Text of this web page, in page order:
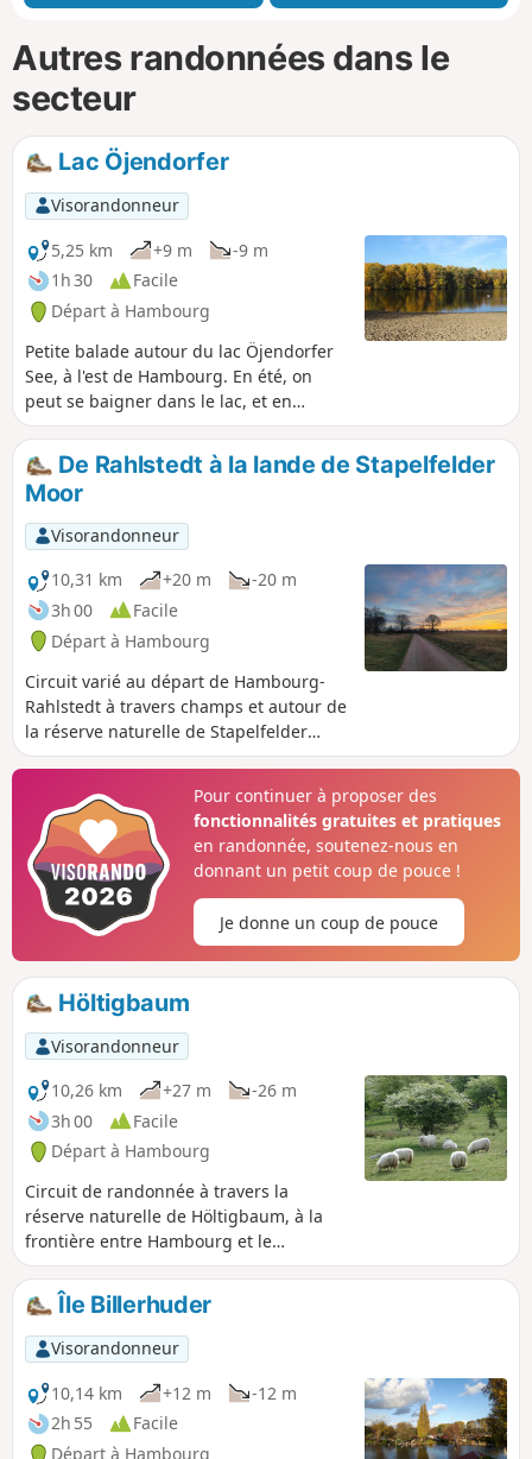
Autres randonnées dans le
secteur
Lac Öjendorfer
Visorandonneur
5,25 km
+9 m
-9 m
1h 30
Facile
Départ à Hambourg
Petite balade autour du lac Öjendorfer
See, à l'est de Hambourg. En été, on
peut se baigner dans le lac, et en
automne, les feuilles colorées sur la rive
ouest sont super belles.
De Rahlstedt à la lande de Stapelfelder
Moor
Visorandonneur
10,31 km
+20 m
-20 m
3h 00
Facile
Départ à Hambourg
Circuit varié au départ de Hambourg-
Rahlstedt à travers champs et autour de
la réserve naturelle de Stapelfelder
Moor. On y observe souvent des
oies.
Pour continuer à proposer des
fonctionnalités gratuites et pratiques
en randonnée, soutenez-nous en
donnant un petit coup de pouce !
Je donne un coup de pouce
Höltigbaum
Visorandonneur
10,26 km
+27 m
-26 m
3h 00
Facile
Départ à Hambourg
Circuit de randonnée à travers la
réserve naturelle de Höltigbaum, à la
frontière entre Hambourg et le
Schleswig-Holstein. En chemin, vous
traverserez des pâturages où vous
pourrez rencontrer des vaches Galloway
et des moutons.
Île Billerhuder
Visorandonneur
10,14 km
+12 m
-12 m
2h 55
Facile
Départ à Hambourg